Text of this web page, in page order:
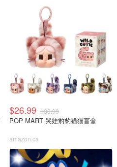
$26.99 $30.99
POP MART 哭娃豹豹猫猫盲盒
amazon.ca